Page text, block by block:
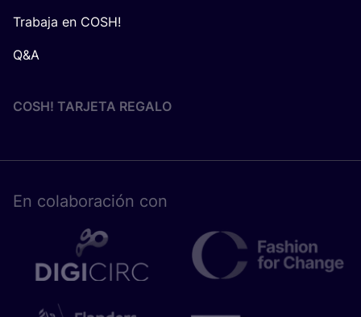
Trabaja en COSH!
Q&A
COSH! TARJETA REGALO
En cola­bo­ra­ción con